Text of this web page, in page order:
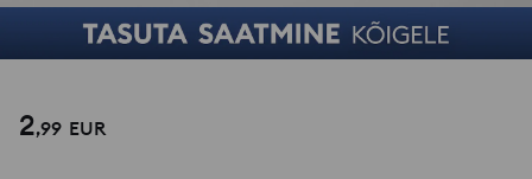
2,99 EUR